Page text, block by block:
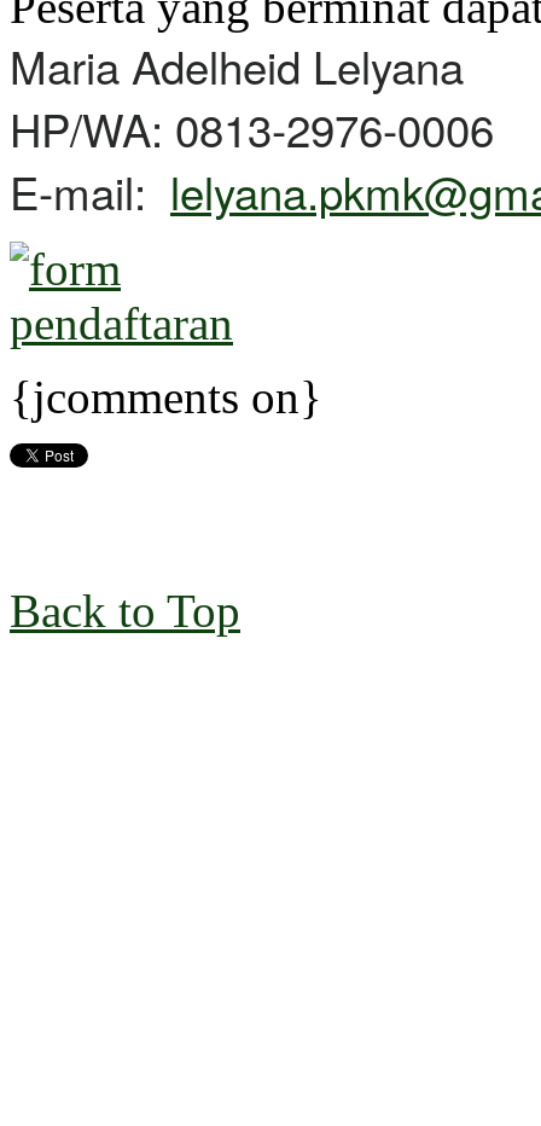
Maria Adelheid Lelyana
HP/WA: 0813-2976-0006
E-mail:
{jcomments on}
Back to Top